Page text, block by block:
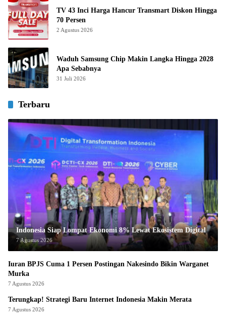
TV 43 Inci Harga Hancur Transmart Diskon Hingga
70 Persen
2 Agustus 2026
Waduh Samsung Chip Makin Langka Hingga 2028
Apa Sebabnya
31 Juli 2026
Terbaru
Indonesia Siap Lompat Ekonomi 8% Lewat Ekosistem Digital
7 Agustus 2026
Iuran BPJS Cuma 1 Persen Postingan Nakesindo Bikin Warganet
Murka
7 Agustus 2026
Terungkap! Strategi Baru Internet Indonesia Makin Merata
7 Agustus 2026